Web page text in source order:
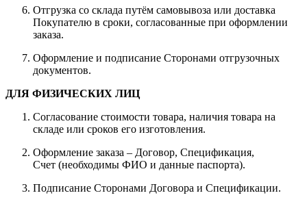
Отгрузка со склада путём самовывоза или доставка
Покупателю в сроки, согласованные при оформлении
заказа.
Оформление и подписание Сторонами отгрузочных
документов.
ДЛЯ ФИЗИЧЕСКИХ ЛИЦ
Согласование стоимости товара, наличия товара на
складе или сроков его изготовления.
Оформление заказа – Договор, Спецификация,
Счет (необходимы ФИО и данные паспорта).
Подписание Сторонами Договора и Спецификации.